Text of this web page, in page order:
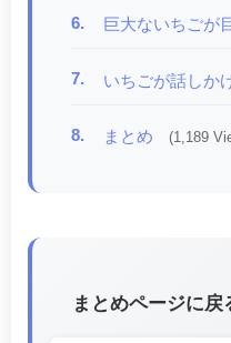
6. 巨大ないちごが
7. いちごが話しか
8. まとめ (1,189
まとめページに戻